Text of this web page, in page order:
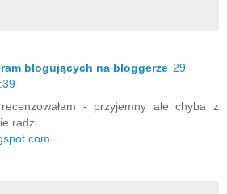
blogujących na bloggerze 29
- przyjemny ale chyba z
radzi